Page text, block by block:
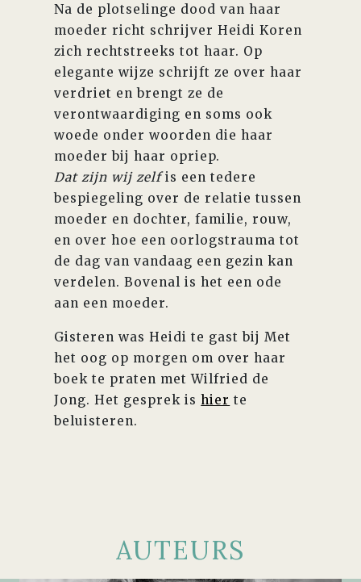
Na de plotselinge dood van haar
moeder richt schrijver Heidi Koren
zich rechtstreeks tot haar. Op
elegante wijze schrijft ze over haar
verdriet en brengt ze de
verontwaardiging en soms ook
woede onder woorden die haar
moeder bij haar opriep.
Dat zijn wij zelfis een tedere
bespiegeling over de relatie tussen
moeder en dochter, familie, rouw,
en over hoe een oorlogstrauma tot
de dag van vandaag een gezin kan
verdelen. Bovenal is het een ode
aan een moeder.
Gisteren was Heidi te gast bij Met
het oog op morgen om over haar
boek te praten met Wilfried de
Jong. Het gesprek ishier te
beluisteren.
AUTEURS